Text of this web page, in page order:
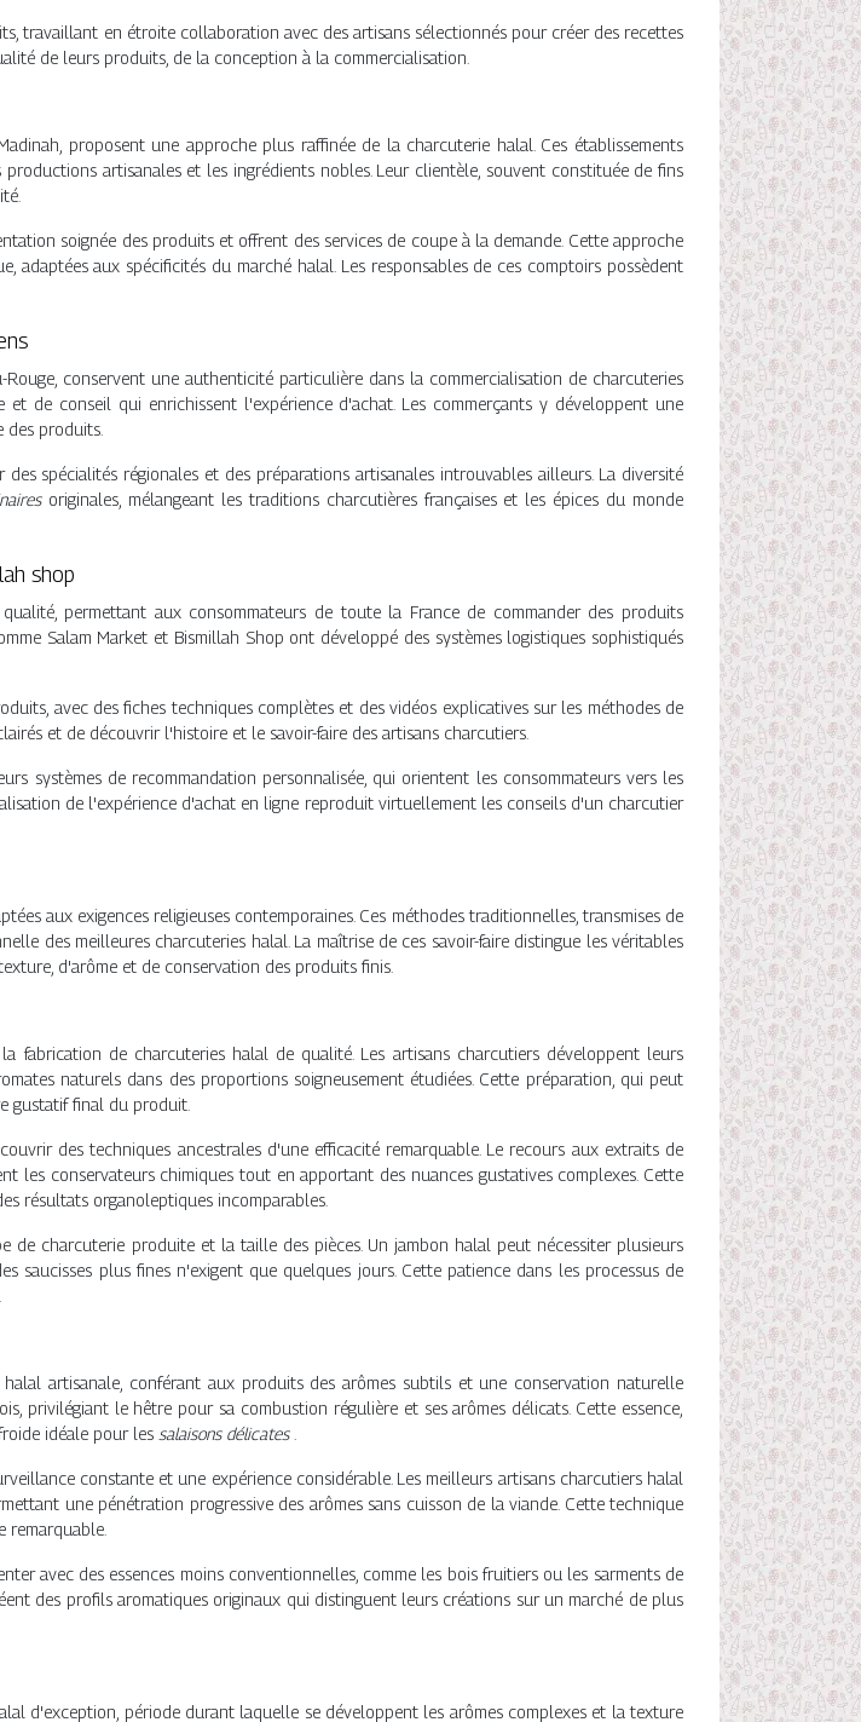
travaillant en étroite collaboration avec des artisans sélectionnés pour créer des recettes
de leurs produits, de la conception à la commercialisation.
proposent une approche plus raffinée de la charcuterie halal. Ces établissements
artisanales et les ingrédients nobles. Leur clientèle, souvent constituée de fins
soignée des produits et offrent des services de coupe à la demande. Cette approche
aux spécificités du marché halal. Les responsables de ces comptoirs possèdent
conservent une authenticité particulière dans la commercialisation de charcuteries
de conseil qui enrichissent l'expérience d'achat. Les commerçants y développent une
des produits.
spécialités régionales et des préparations artisanales introuvables ailleurs. La diversité
originales, mélangeant les traditions charcutières françaises et les épices du monde
shop
permettant aux consommateurs de toute la France de commander des produits
Salam Market et Bismillah Shop ont développé des systèmes logistiques sophistiqués
avec des fiches techniques complètes et des vidéos explicatives sur les méthodes de
et de découvrir l'histoire et le savoir-faire des artisans charcutiers.
systèmes de recommandation personnalisée, qui orientent les consommateurs vers les
de l'expérience d'achat en ligne reproduit virtuellement les conseils d'un charcutier
aux exigences religieuses contemporaines. Ces méthodes traditionnelles, transmises de
des meilleures charcuteries halal. La maîtrise de ces savoir-faire distingue les véritables
d'arôme et de conservation des produits finis.
fabrication de charcuteries halal de qualité. Les artisans charcutiers développent leurs
naturels dans des proportions soigneusement étudiées. Cette préparation, qui peut
gustatif final du produit.
des techniques ancestrales d'une efficacité remarquable. Le recours aux extraits de
les conservateurs chimiques tout en apportant des nuances gustatives complexes. Cette
résultats organoleptiques incomparables.
de charcuterie produite et la taille des pièces. Un jambon halal peut nécessiter plusieurs
saucisses plus fines n'exigent que quelques jours. Cette patience dans les processus de
artisanale, conférant aux produits des arômes subtils et une conservation naturelle
privilégiant le hêtre pour sa combustion régulière et ses arômes délicats. Cette essence,
idéale pour les salaisons délicates.
constante et une expérience considérable. Les meilleurs artisans charcutiers halal
une pénétration progressive des arômes sans cuisson de la viande. Cette technique
remarquable.
avec des essences moins conventionnelles, comme les bois fruitiers ou les sarments de
des profils aromatiques originaux qui distinguent leurs créations sur un marché de plus
d'exception, période durant laquelle se développent les arômes complexes et la texture